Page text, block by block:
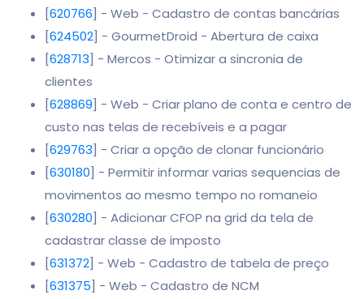
[620766] - Web - Cadastro de contas bancárias
[624502] - GourmetDroid - Abertura de caixa
[628713] - Mercos - Otimizar a sincronia de
clientes
[628869] - Web - Criar plano de conta e centro de
custo nas telas de recebíveis e a pagar
[629763] - Criar a opção de clonar funcionário
[630180] - Permitir informar varias sequencias de
movimentos ao mesmo tempo no romaneio
[630280] - Adicionar CFOP na grid da tela de
cadastrar classe de imposto
[631372] - Web - Cadastro de tabela de preço
[631375] - Web - Cadastro de NCM